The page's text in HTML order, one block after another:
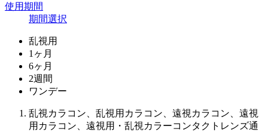
使用期間
期間選択
乱視用
1ヶ月
6ヶ月
2週間
ワンデー
乱視カラコン、乱視用カラコン、遠視カラコン、遠視
用カラコン、遠視用・乱視カラーコンタクトレンズ通